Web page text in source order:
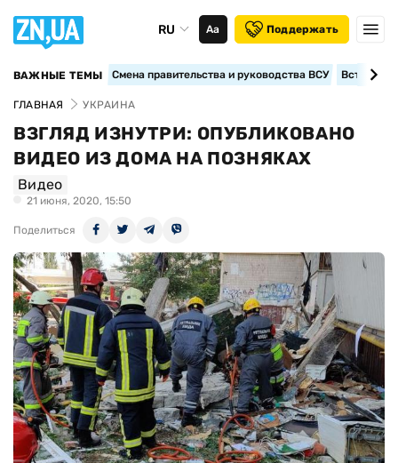
RU Аа Поддержать
ВАЖНЫЕ ТЕМЫ Смена правительства и руководства ВСУ
ГЛАВНАЯ УКРАИНА
ВЗГЛЯД ИЗНУТРИ: ОПУБЛИКОВАНО
ВИДЕО ИЗ ДОМА НА ПОЗНЯКАХ
Видео
21 июня, 2020, 15:50
Поделиться